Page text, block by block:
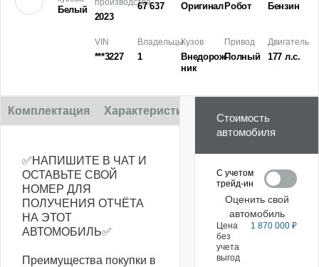
Белый
производства
2023
67 637 Оригинал Робот Бензин
VIN
***3227
Владельцы
1
Кузов
Внедорож­
ник
Привод
Полный
Двигатель
177 л.с.
Комплектация Характеристики
✅НАПИШИТЕ В ЧАТ И
ОСТАВЬТЕ СВОЙ
НОМЕР ДЛЯ
ПОЛУЧЕНИЯ ОТЧЁТА
НА ЭТОТ
АВТОМОБИЛЬ✅
Преимущества покупки в
Стоимость
автомобиля
С учетом
трейд-ин
Оценить свой
автомобиль
Цена
без
учета
выгод
1 870 000 ₽